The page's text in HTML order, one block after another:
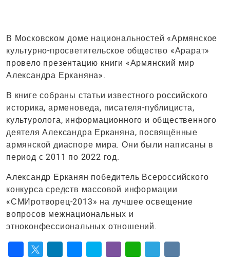
В Московском доме национальностей «Армянское
культурно-просветительское общество «Арарат»
провело презентацию книги «Армянский мир
Александра Ерканяна».
В книге собраны статьи известного российского
историка, арменоведа, писателя-публициста,
культуролога, информационного и общественного
деятеля Александра Ерканяна, посвящённые
армянской диаспоре мира. Они были написаны в
период с 2011 по 2022 год.
Александр Ерканян победитель Всероссийского
конкурса средств массовой информации
«СМИротворец-2013» на лучшее освещение
вопросов межнациональных и
этноконфессиональных отношений.